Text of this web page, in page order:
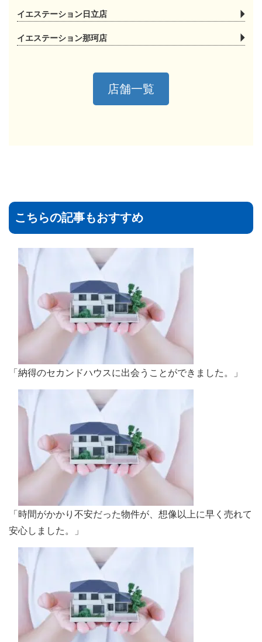
イエステーション日立店
イエステーション那珂店
店舗一覧
こちらの記事もおすすめ
「納得のセカンドハウスに出会うことができました。」
「時間がかかり不安だった物件が、想像以上に早く売れて
安心しました。」